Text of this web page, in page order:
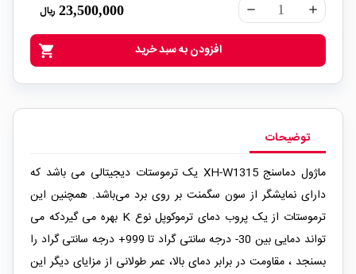
remove add
23,500,000 ریال
shopping_cart افزودن به سبد خرید
توضیحات
ماژول دماسنج XH-W1315 یک ترموستات دیجیتالی می باشد که
دارای نمایشگر از سون سگمنت بر روی برد می‌باشد. همچنین این
ترموستات از یک پروب دمای ترموکوپل نوع K بهره می گیردکه می
تواند دمایی بین 30- درجه سانتی گراد تا 999+ درجه سانتی گراد را
بسنجد ، مقاومت در برابر دمای بالا، عمر طولانی از مزایای دیگر این